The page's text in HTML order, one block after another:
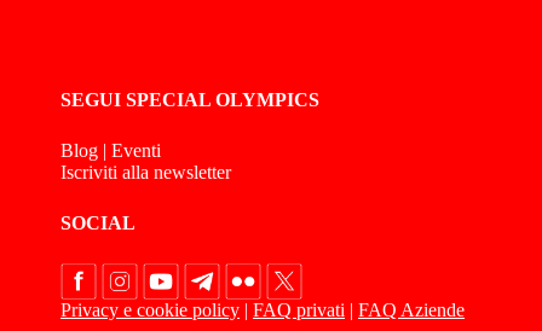
SEGUI SPECIAL OLYMPICS
Blog | Eventi
Iscriviti alla newsletter
SOCIAL
Privacy e cookie policy | FAQ privati | FAQ Aziende